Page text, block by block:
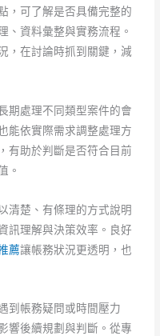
，可了解是否具備完整的
、資料彙整與實務流程。
，在討論時抓到關鍵，減
期處理不同類型案件的會
能依實際需求調整處理方
有助於判斷是否符合目前
。
清楚、有條理的方式說明
訊理解與決策效率。良好
薦讓帳務狀況更透明，也
到帳務疑問或時間壓力
響後續規劃與判斷。從專